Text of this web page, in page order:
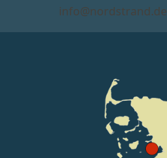
in­fo@nord­strand.de